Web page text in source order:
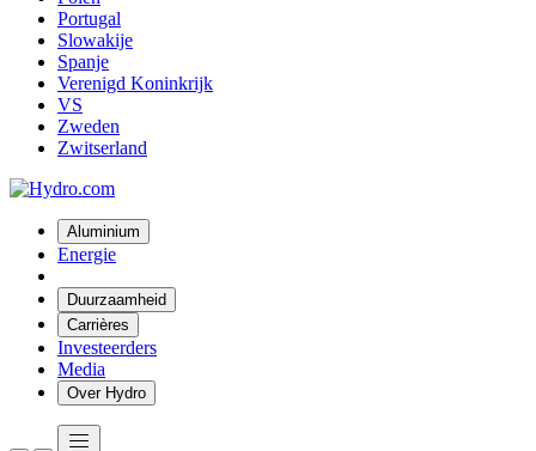
Portugal
Slowakije
Spanje
Verenigd Koninkrijk
VS
Zweden
Zwitserland
Aluminium
Energie
Duurzaamheid
Carrières
Investeerders
Media
Over Hydro